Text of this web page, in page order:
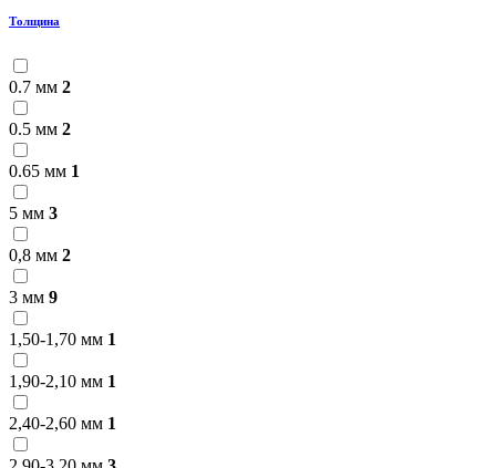
Толщина
0.7 мм 2
0.5 мм 2
0.65 мм 1
5 мм 3
0,8 мм 2
3 мм 9
1,50-1,70 мм 1
1,90-2,10 мм 1
2,40-2,60 мм 1